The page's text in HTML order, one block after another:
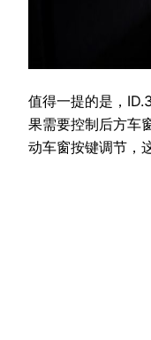
值得一提的是，
果需要控制后方车
动车窗按键调节，